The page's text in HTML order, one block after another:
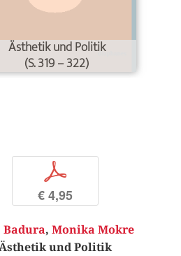
Ästhetik und Politik
(S. 319 – 322)
p
€ 4,95
Badura, Monika Mokre
und Politik